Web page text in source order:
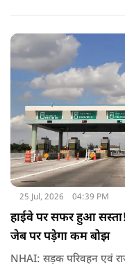
25 Jul, 2026 04:39 PM
हाईवे पर सफर हुआ
जेब पर पड़ेगा कम बोझ
NHAI: सड़क परिवहन एवं